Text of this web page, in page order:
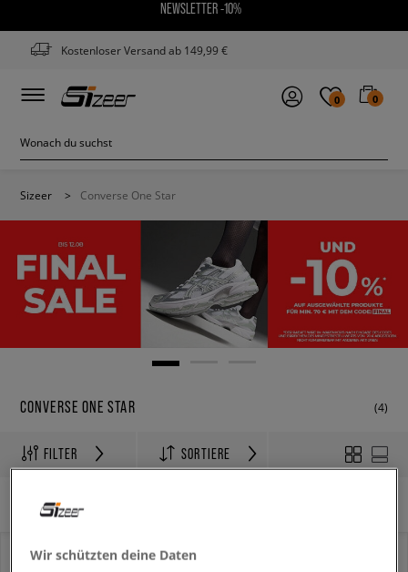
NEWSLETTER -10%
Kostenloser Versand ab 149,99 €
0 0
Sizeer > Converse One Star
CONVERSE ONE STAR (4)
FILTER SORTIERE
Es wurden keine Filter ausgewählt.
Wir schützten deine Daten